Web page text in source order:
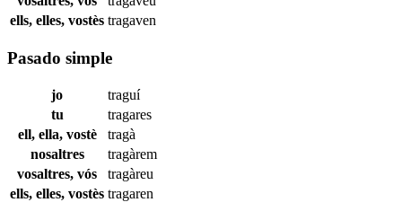
ells, elles, vostès tragaven
Pasado simple
jo
traguí
tu
tragares
ell, ella, vostè
tragà
nosaltres
tragàrem
vosaltres, vós
tragàreu
ells, elles, vostès tragaren